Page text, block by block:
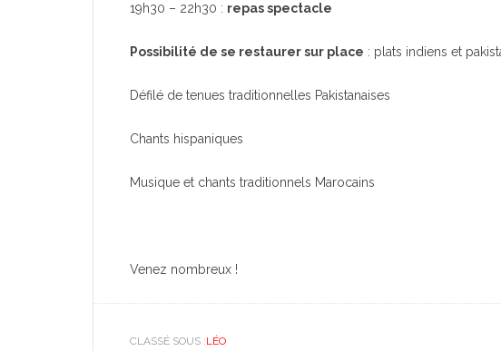
19h30 – 22h30 : repas spectacle
Possibilité de se restaurer sur place : plats indiens et
Défilé de tenues traditionnelles Pakistanaises
Chants hispaniques
Musique et chants traditionnels Marocains
Venez nombreux !
CLASSÉ SOUS :LÉO